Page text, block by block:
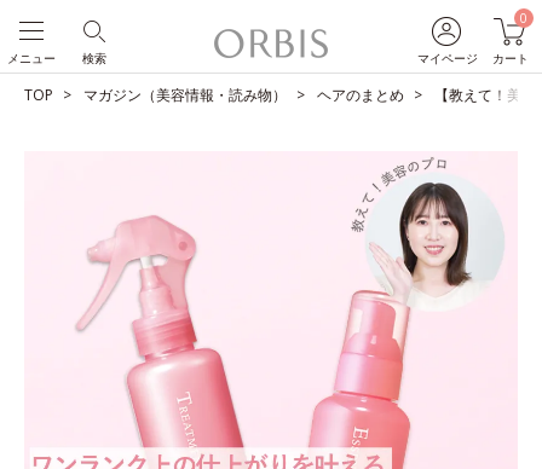
マイページ
0
カート
検索
メニュー
TOP マガジン（美容情報・読み物） ヘアのまとめ 【教えて！美